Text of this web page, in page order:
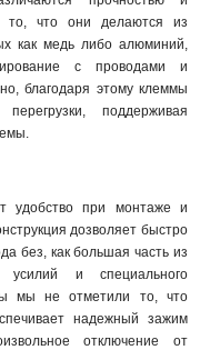
то, что они делаются из
как медь либо алюминий,
с проводами и
благодаря этому клеммы
поддерживая
удобство при монтаже и
дозволяет быстро
без, как большая часть из
усилий и специального
мы не отметили то, что
надежный зажим
отключение от